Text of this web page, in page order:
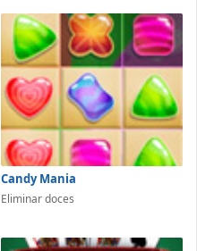
Candy Mania
Eliminar doces